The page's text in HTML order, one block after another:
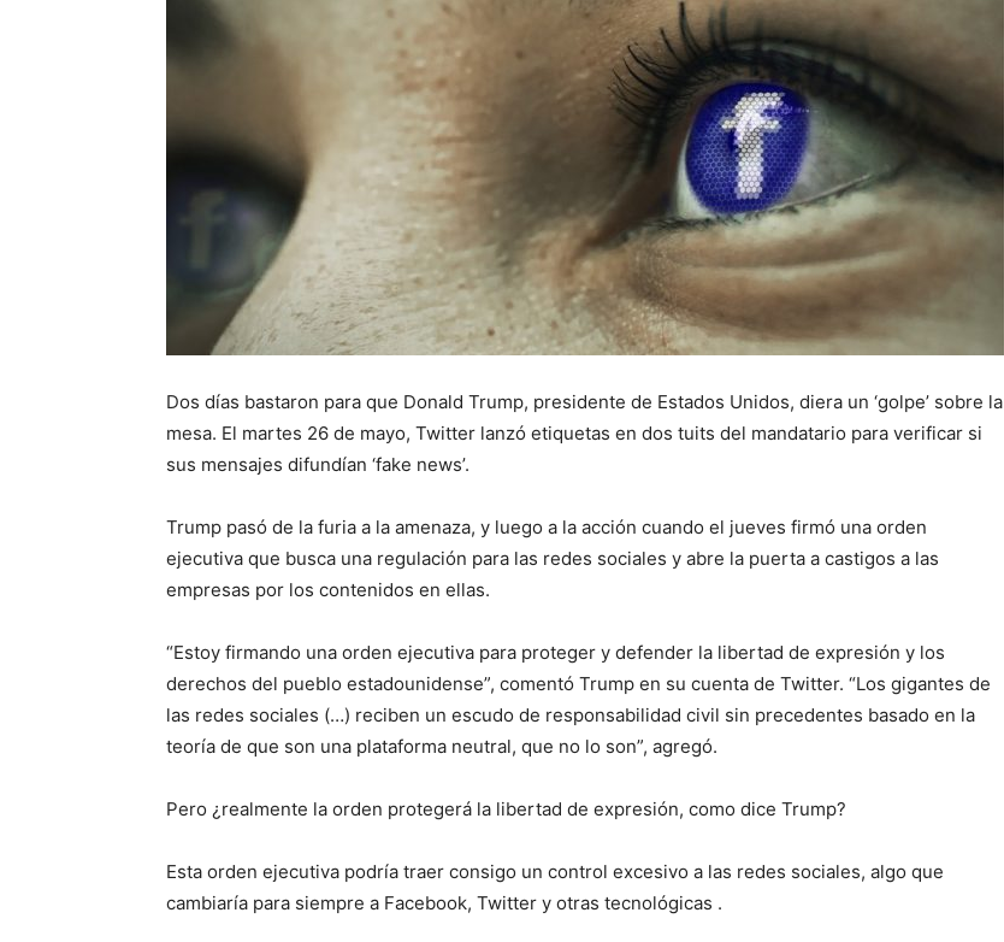
Dos días bastaron para que Donald Trump, presidente de Estados Unidos, diera un ‘golpe’ sobre la
mesa. El martes 26 de mayo, Twitter lanzó etiquetas en dos tuits del mandatario para verificar si
sus mensajes difundían ‘fake news’.
Trump pasó de la furia a la amenaza, y luego a la acción cuando el jueves firmó una orden
ejecutiva que busca una regulación para las redes sociales y abre la puerta a castigos a las
empresas por los contenidos en ellas.
“Estoy firmando una orden ejecutiva para proteger y defender la libertad de expresión y los
derechos del pueblo estadounidense”, comentó Trump en su cuenta de Twitter. “Los gigantes de
las redes sociales (…) reciben un escudo de responsabilidad civil sin precedentes basado en la
teoría de que son una plataforma neutral, que no lo son”, agregó.
Pero ¿realmente la orden protegerá la libertad de expresión, como dice Trump?
Esta orden ejecutiva podría traer consigo un control excesivo a las redes sociales, algo que
cambiaría para siempre a Facebook, Twitter y otras tecnológicas .